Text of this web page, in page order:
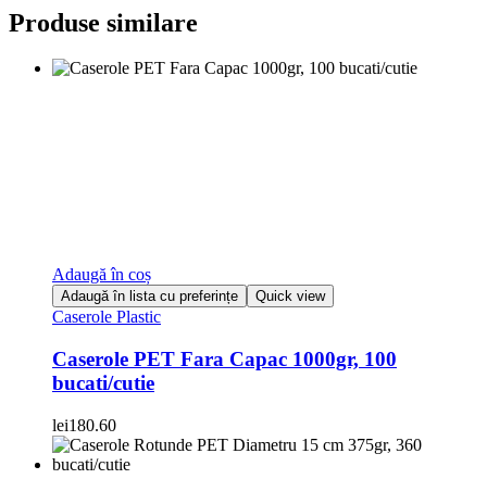
Produse similare
Adaugă în coș
Adaugă în lista cu preferințe Quick view
Caserole Plastic
Caserole PET Fara Capac 1000gr, 100
bucati/cutie
lei180.60